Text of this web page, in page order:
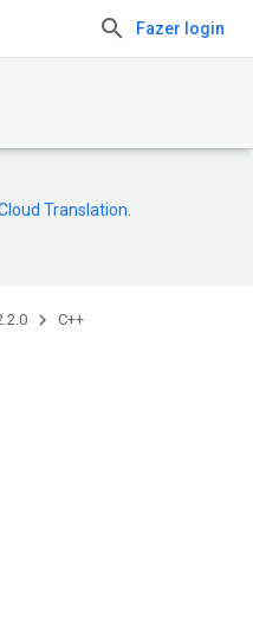
Fazer login
Translation
C++